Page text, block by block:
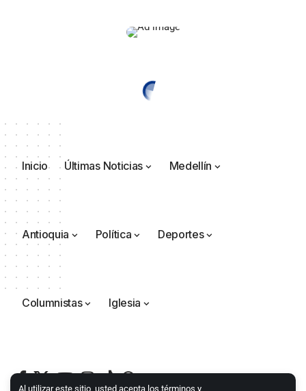
Al utilizar este sitio, usted acepta los términos y
Inicio Últimas Noticias Medellín
Antioquia Política Deportes
Columnistas Iglesia